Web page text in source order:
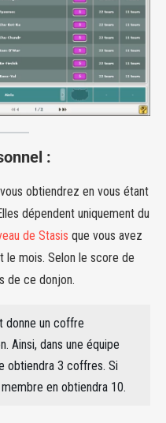
:
obtiendrez en vous étant
dépendent uniquement du
de Stasis que vous avez
mois. Selon le score de
de ce donjon.
donne un coffre
Ainsi, dans une équipe
obtiendra 3 coffres. Si
en obtiendra 10.